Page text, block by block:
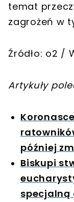
temat
zagrożeń w
Źródło: o2 /
Artykuły
później
Biskupi
specjalną